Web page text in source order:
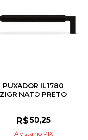
PUXADOR IL1780
ZIGRINATO PRETO
R$50,25
À vista no PIX